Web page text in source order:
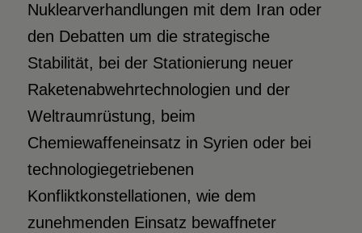
Nuklearverhandlungen mit dem Iran oder
den Debatten um die strategische
Stabilität, bei der Stationierung neuer
Raketenabwehrtechnologien und der
Weltraumrüstung, beim
Chemiewaffeneinsatz in Syrien oder bei
technologiegetriebenen
Konfliktkonstellationen, wie dem
zunehmenden Einsatz bewaffneter